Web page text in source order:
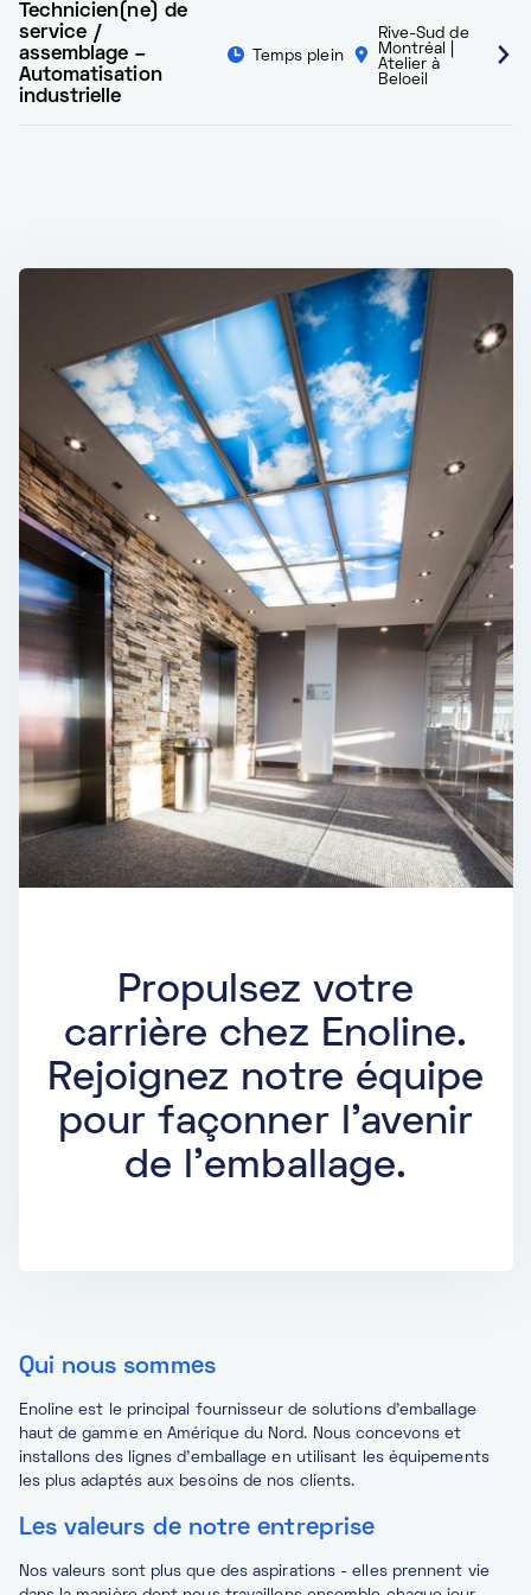
Technicien(ne) de
service /
assemblage –
Automatisation
industrielle
Temps plein
Rive-Sud de
Montréal |
Atelier à
Beloeil
Propulsez votre
carrière chez Enoline.
Rejoignez notre équipe
pour façonner l'avenir
de l'emballage.
Qui nous sommes
Enoline est le principal fournisseur de solutions d'emballage
haut de gamme en Amérique du Nord. Nous concevons et
installons des lignes d'emballage en utilisant les équipements
les plus adaptés aux besoins de nos clients.
Les valeurs de notre entreprise
Nos valeurs sont plus que des aspirations - elles prennent vie